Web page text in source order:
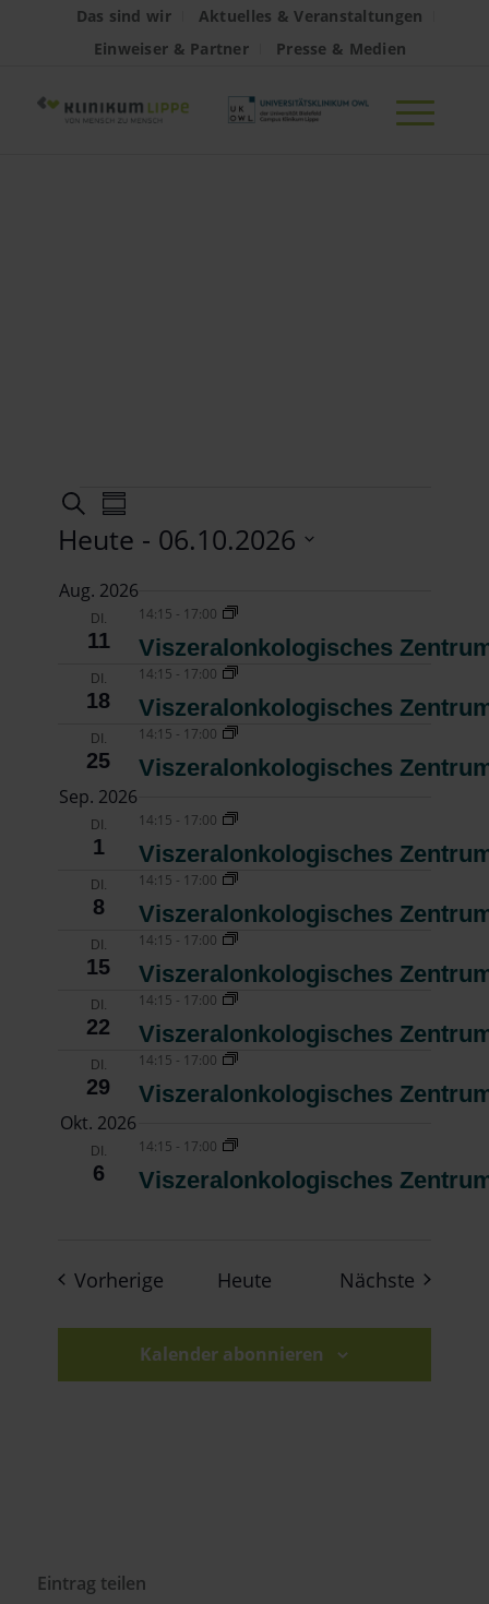
Das sind wir
Aktuelles & Veranstaltungen
Einweiser & Partner
Presse & Medien
Veranstaltungen
Veranstaltungen
Suche
und
Ansichten,
Navigation
SucheVeranstaltung
Ansichten-
Zusammenfassung
Heute - 06.10.2026
Datum
auswählen.
Aug. 2026
DI.
11
14:15 - 17:00
Viszeralonkologisches
DI.
18
14:15 - 17:00
Viszeralonkologisches
DI.
25
14:15 - 17:00
Viszeralonkologisches
Sep. 2026
DI.
1
14:15 - 17:00
Viszeralonkologisches
DI.
8
14:15 - 17:00
Viszeralonkologisches
DI.
15
14:15 - 17:00
Viszeralonkologisches
DI.
22
14:15 - 17:00
Viszeralonkologisches
DI.
29
14:15 - 17:00
Viszeralonkologisches
Okt. 2026
DI.
6
14:15 - 17:00
Viszeralonkologisches
Vorherige Veranstaltungen
Heute Nächste
Kalender abonnieren
Eintrag teilen